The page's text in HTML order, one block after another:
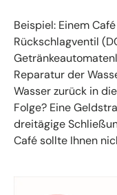
Beispiel: Einem
Rückschlagventil
Reparatur der
Wasser zurück in
Folge? Eine
dreitägige
Café sollte Ihnen